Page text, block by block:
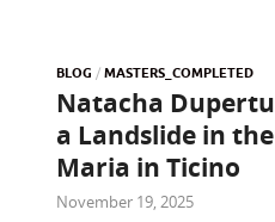
BLOG / MASTERS_COMPLETED
Natacha
a Landslide in
Maria in Ticino
November 19, 2025